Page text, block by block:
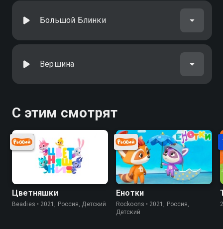
Большой Блинки
Вершина
С этим смотрят
Цветняшки
Beadies • 2021, Россия, Детский
Енотки
Rockoons • 2021, Россия,
Детский